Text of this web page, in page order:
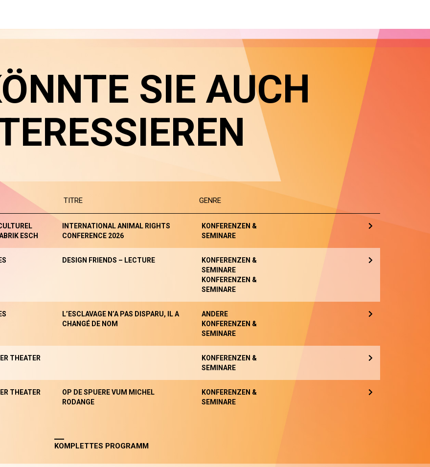
SIE AUCH
TITRE GENRE
ESCH
INTERNATIONAL ANIMAL RIGHTS
CONFERENCE 2026
KONFERENZEN &
SEMINARE
DESIGN FRIENDS – LECTURE
KONFERENZEN &
SEMINARE
KONFERENZEN &
SEMINARE
L’ESCLAVAGE N’A PAS DISPARU, IL A
CHANGÉ DE NOM
ANDERE
KONFERENZEN &
SEMINARE
THEATER
KONFERENZEN &
SEMINARE
THEATER
OP DE SPUERE VUM MICHEL
RODANGE
KONFERENZEN &
SEMINARE
KOMPLETTES PROGRAMM